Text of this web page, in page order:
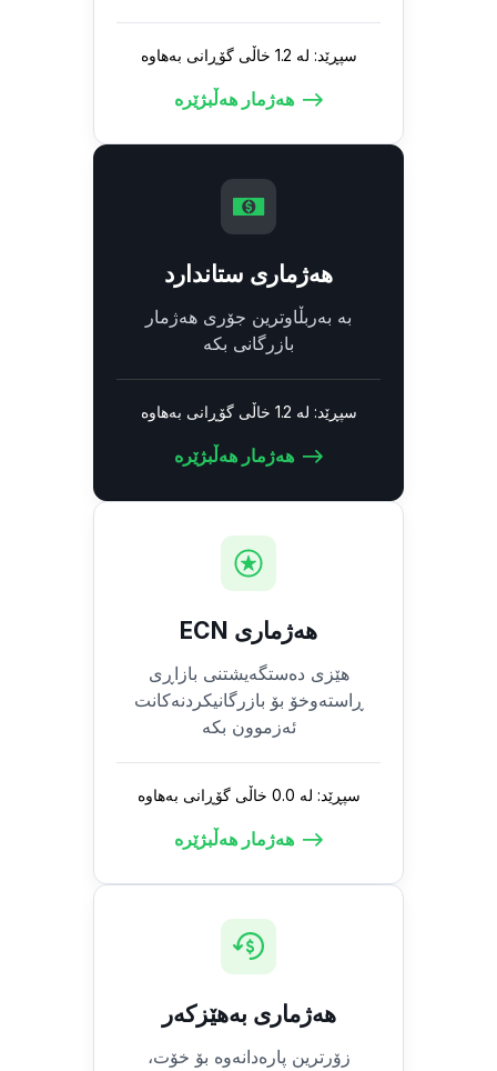
سپڕێد: لە 1.2 خاڵی گۆڕانی بەهاوە
هەژمار هەڵبژێرە
هەژماری ستاندارد
بە بەربڵاوترین جۆری هەژمار
بازرگانی بکە
سپڕێد: لە 1.2 خاڵی گۆڕانی بەهاوە
هەژمار هەڵبژێرە
هەژماری ECN
هێزی دەستگەیشتنی بازاڕی
ڕاستەوخۆ بۆ بازرگانیکردنەکانت
ئەزموون بکە
سپڕێد: لە 0.0 خاڵی گۆڕانی بەهاوە
هەژمار هەڵبژێرە
هەژماری بەهێزکەر
زۆرترین پارەدانەوە بۆ خۆت،